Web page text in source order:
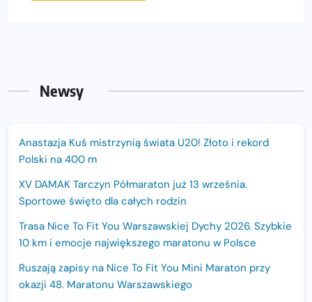
Newsy
Anastazja Kuś mistrzynią świata U20! Złoto i rekord
Polski na 400 m
XV DAMAK Tarczyn Półmaraton już 13 września.
Sportowe święto dla całych rodzin
Trasa Nice To Fit You Warszawskiej Dychy 2026. Szybkie
10 km i emocje największego maratonu w Polsce
Ruszają zapisy na Nice To Fit You Mini Maraton przy
okazji 48. Maratonu Warszawskiego